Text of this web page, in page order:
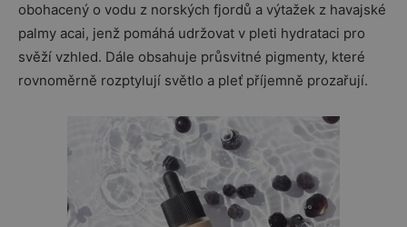
obohacený o vodu z norských fjordů a výtažek z havajské
palmy acai, jenž pomáhá udržovat v pleti hydrataci pro
svěží vzhled. Dále obsahuje průsvitné pigmenty, které
rovnoměrně rozptylují světlo a pleť příjemně prozařují.